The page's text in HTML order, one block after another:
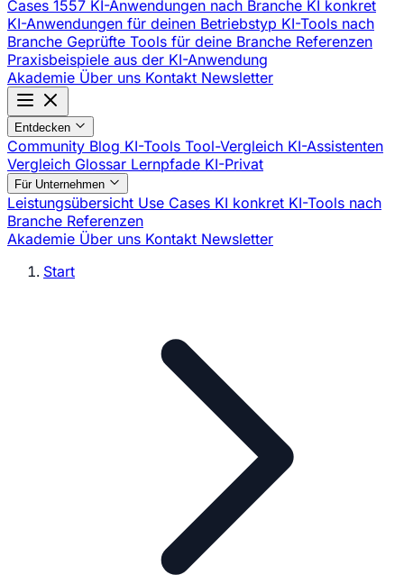
Cases 1557 KI-Anwendungen nach Branche KI konkret
KI-Anwendungen für deinen Betriebstyp KI-Tools nach
Branche Geprüfte Tools für deine Branche Referenzen
Praxisbeispiele aus der KI-Anwendung
Akademie Über uns Kontakt Newsletter
Entdecken
Community Blog KI-Tools Tool-Vergleich KI-Assistenten
Vergleich Glossar Lernpfade KI-Privat
Für Unternehmen
Leistungsübersicht Use Cases KI konkret KI-Tools nach
Branche Referenzen
Akademie Über uns Kontakt Newsletter
Start